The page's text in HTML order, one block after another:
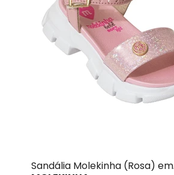
Sandália Molekinha (Rosa) em